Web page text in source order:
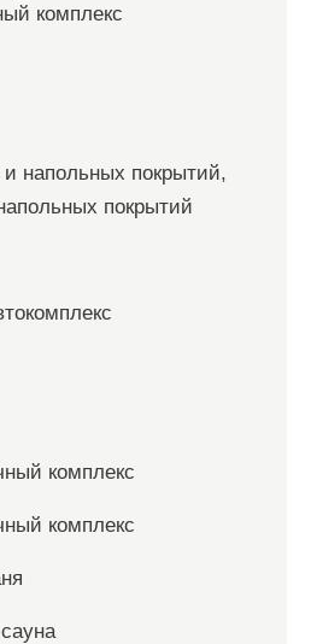
комплекс
напольных покрытий,
покрытий
комплекс
комплекс